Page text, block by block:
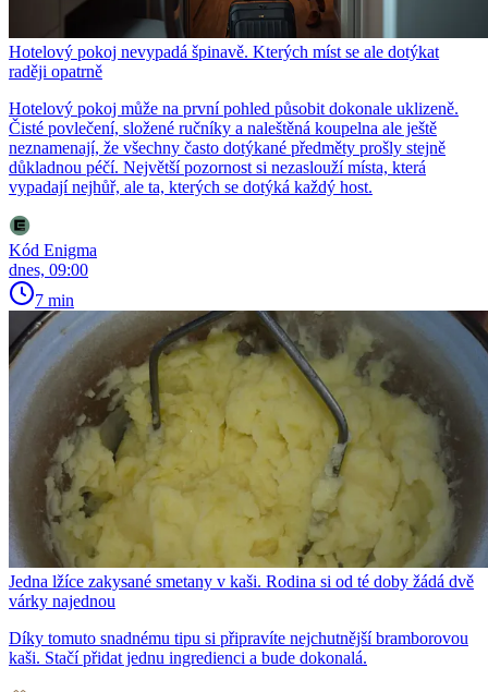
Hotelový pokoj nevypadá špinavě. Kterých míst se ale dotýkat
raději opatrně
Hotelový pokoj může na první pohled působit dokonale uklizeně.
Čisté povlečení, složené ručníky a naleštěná koupelna ale ještě
neznamenají, že všechny často dotýkané předměty prošly stejně
důkladnou péčí. Největší pozornost si nezaslouží místa, která
vypadají nejhůř, ale ta, kterých se dotýká každý host.
Kód Enigma
dnes, 09:00
7 min
Jedna lžíce zakysané smetany v kaši. Rodina si od té doby žádá dvě
várky najednou
Díky tomuto snadnému tipu si připravíte nejchutnější bramborovou
kaši. Stačí přidat jednu ingredienci a bude dokonalá.